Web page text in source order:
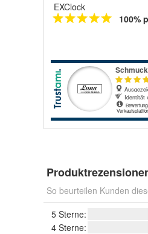
EXClock
100%
So beurteilen Kunden
5 Sterne:
4 Sterne: